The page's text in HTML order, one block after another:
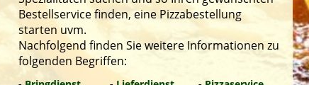
Bestellservice finden, eine Pizzabestellung
starten uvm.
Nachfolgend finden Sie weitere Informationen zu
folgenden Begriffen: